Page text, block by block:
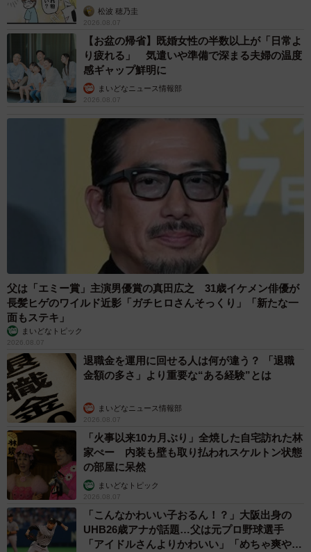
松波 穂乃圭
2026.08.07
【お盆の帰省】既婚女性の半数以上が「日常よ
り疲れる」 気遣いや準備で深まる夫婦の温度
感ギャップ鮮明に
まいどなニュース情報部
2026.08.07
父は「エミー賞」主演男優賞の真田広之 31歳イケメン俳優が
長髪ヒゲのワイルド近影「ガチヒロさんそっくり」「新たな一
面もステキ」
まいどなトピック
2026.08.07
退職金を運用に回せる人は何が違う？ 「退職
金額の多さ」より重要な“ある経験”とは
まいどなニュース情報部
2026.08.07
「火事以来10カ月ぶり」全焼した自宅訪れた林
家ぺー 内装も壁も取り払われスケルトン状態
の部屋に呆然
まいどなトピック
2026.08.07
「こんなかわいい子おるん！？」大阪出身の
UHB26歳アナが話題…父は元プロ野球選手
「アイドルさんよりかわいい」「めちゃ爽や